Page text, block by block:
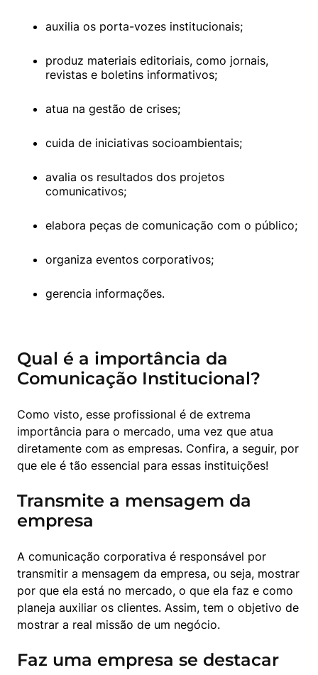
auxilia os porta-vozes institucionais;
produz materiais editoriais, como jornais,
revistas e boletins informativos;
atua na gestão de crises;
cuida de iniciativas socioambientais;
avalia os resultados dos projetos
comunicativos;
elabora peças de comunicação com o público;
organiza eventos corporativos;
gerencia informações.
Qual é a importância da
Comunicação Institucional?
Como visto, esse profissional é de extrema
importância para o mercado, uma vez que atua
diretamente com as empresas. Confira, a seguir, por
que ele é tão essencial para essas instituições!
Transmite a mensagem da
empresa
A comunicação corporativa é responsável por
transmitir a mensagem da empresa, ou seja, mostrar
por que ela está no mercado, o que ela faz e como
planeja auxiliar os clientes. Assim, tem o objetivo de
mostrar a real missão de um negócio.
Faz uma empresa se destacar